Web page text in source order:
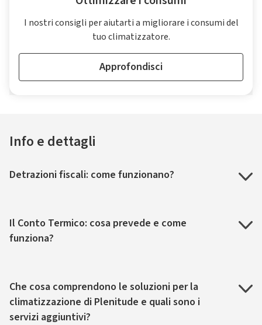
I nostri consigli per aiutarti a migliorare i consumi del
tuo climatizzatore.
Approfondisci
Info e dettagli
Detrazioni fiscali: come funzionano?
Il Conto Termico: cosa prevede e come
funziona?
Che cosa comprendono le soluzioni per la
climatizzazione di Plenitude e quali sono i
servizi aggiuntivi?